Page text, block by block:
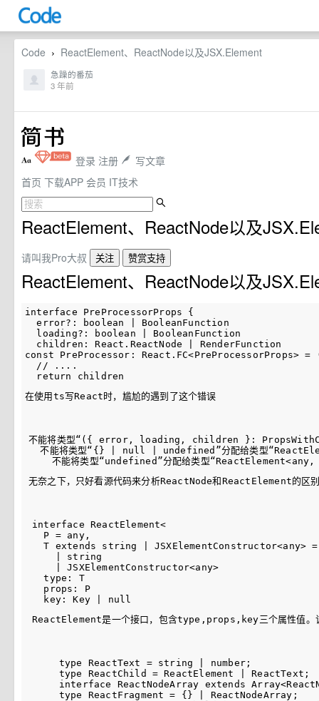
Code › ReactElement、ReactNode以及JSX.Element
急躁的番茄
3 年前
登录 注册
写文章
首页 下载APP 会员 IT技术
ReactElement、ReactNode以及
请叫我Pro大叔 关注 赞赏支持
ReactElement、ReactNode以及
interface PreProcessorProps {
  error?: boolean | BooleanFunction
  loading?: boolean | BooleanFunction
  children: React.ReactNode | RenderFunction
const PreProcessor:
  // ....
在使用ts写React时，尴尬的遇到了这个错误
不能将类型“({ error, loading, children }:
不能将类型“{} | null | undefined”分配给类型
无奈之下，只好看源代码来分析ReactNode和ReactElement的区
interface ReactElement<
  P = any,
  T extends string | JSXElementConstructor<any> =
    | string
    | JSXElementConstructor<any>
  type: T
  props: P
ReactElement是一个接口，包含type , props , key三个属性值
    type ReactText = string | number;
    type ReactChild = ReactElement | ReactText;
interface ReactNodeArray extends
    type ReactFragment = {} | ReactNodeArray;